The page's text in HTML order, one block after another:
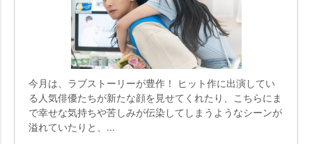
今月は、ラブストーリーが豊作！ ヒット作に出演してい
る人気俳優たちが新たな顔を見せてくれたり、こちらにま
で幸せな気持ちや苦しみが伝染してしまうようなシーンが
溢れていたりと、...